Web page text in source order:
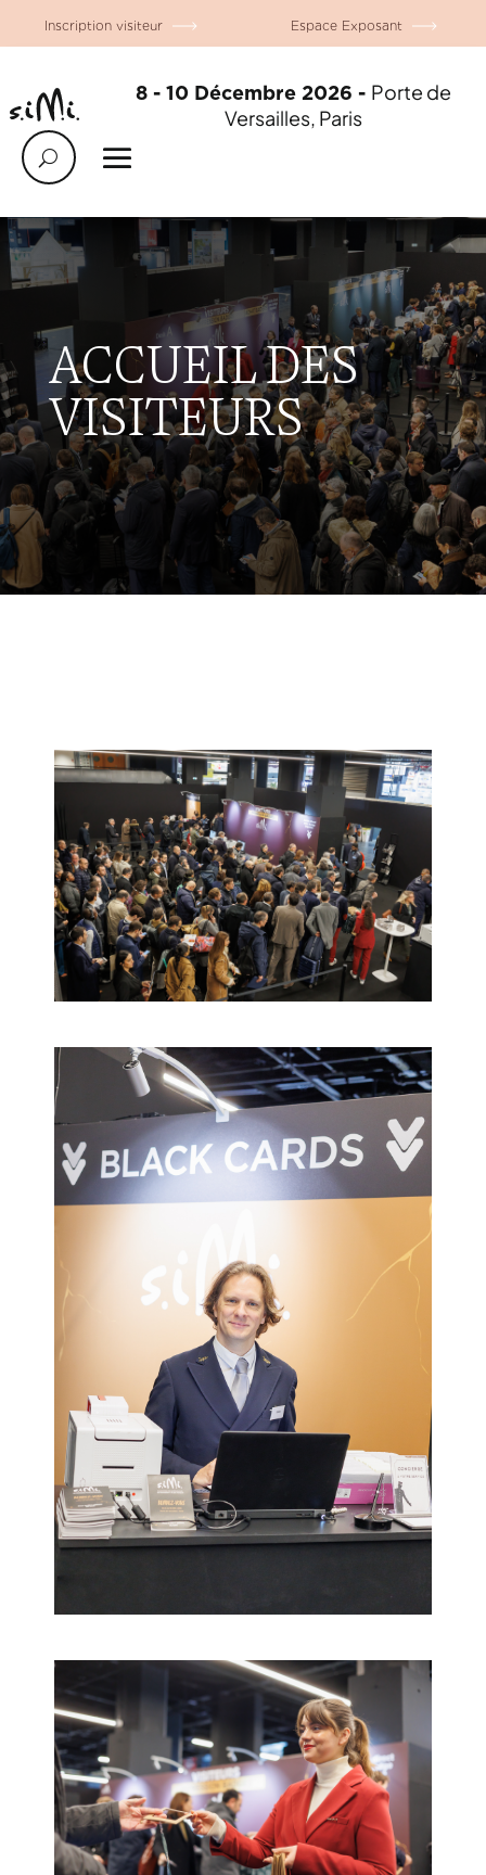
Inscription visiteur Espace Exposant
8 - 10 Décembre 2026 - Porte de
Versailles, Paris
ACCUEIL DES
VISITEURS